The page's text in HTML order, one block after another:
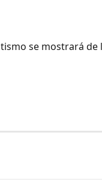
se mostrará de